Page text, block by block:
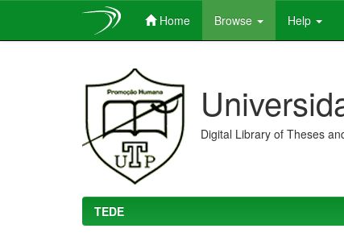
Home Browse Help
Digital Library of Theses
TEDE